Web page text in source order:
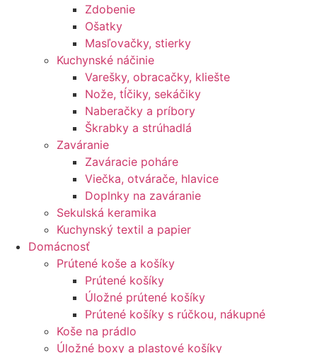
Zdobenie
Ošatky
Masľovačky, stierky
Kuchynské náčinie
Varešky, obracačky, kliešte
Nože, tĺčiky, sekáčiky
Naberačky a príbory
Škrabky a strúhadlá
Zaváranie
Zaváracie poháre
Viečka, otvárače, hlavice
Doplnky na zaváranie
Sekulská keramika
Kuchynský textil a papier
Domácnosť
Prútené koše a košíky
Prútené košíky
Úložné prútené košíky
Prútené košíky s rúčkou, nákupné
Koše na prádlo
Úložné boxy a plastové košíky